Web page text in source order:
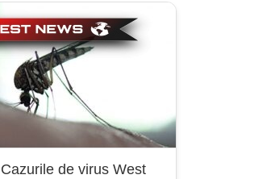
de virus West